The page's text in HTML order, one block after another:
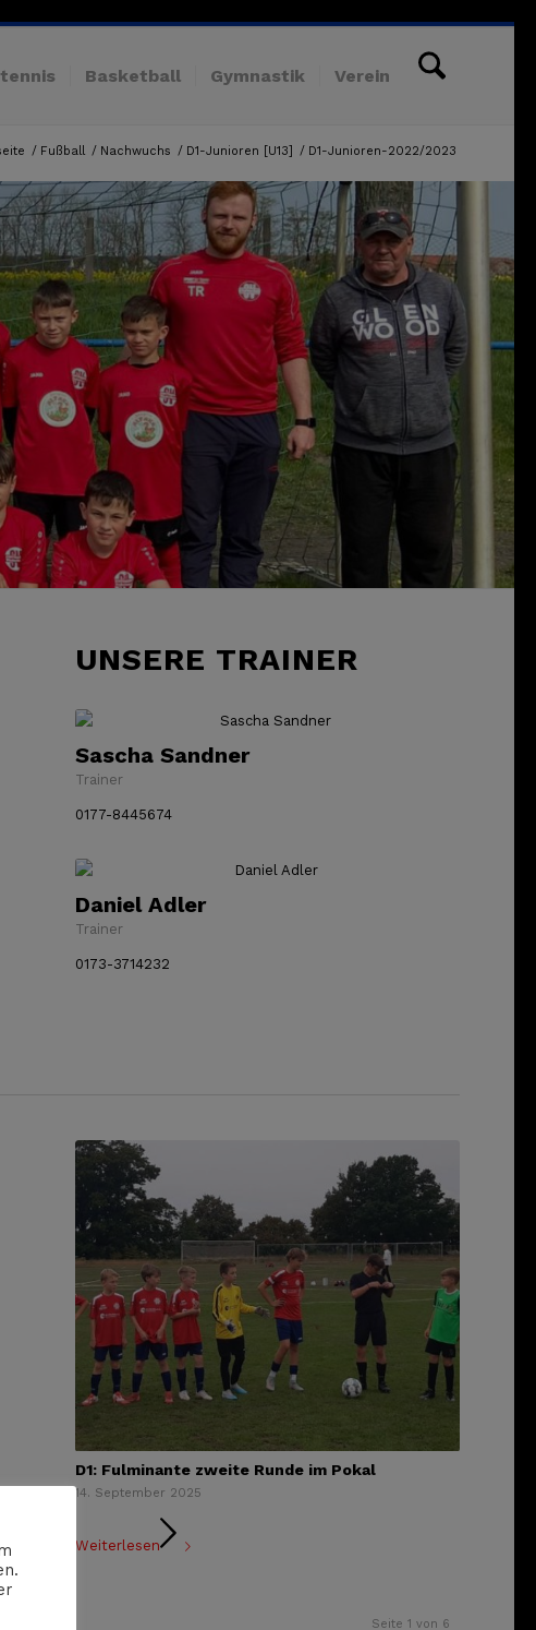
Basketball Gymnastik Verein
/ Fußball / Nachwuchs / D1-Junioren [U13] / D1-Junioren-2022/2023
UNSERE TRAINER
Sascha Sandner
Trainer
0177-8445674
Daniel Adler
Trainer
0173-3714232
D1: Fulminante zweite Runde im Pokal
14. September 2025
Weiterlesen
Seite 1 von 6